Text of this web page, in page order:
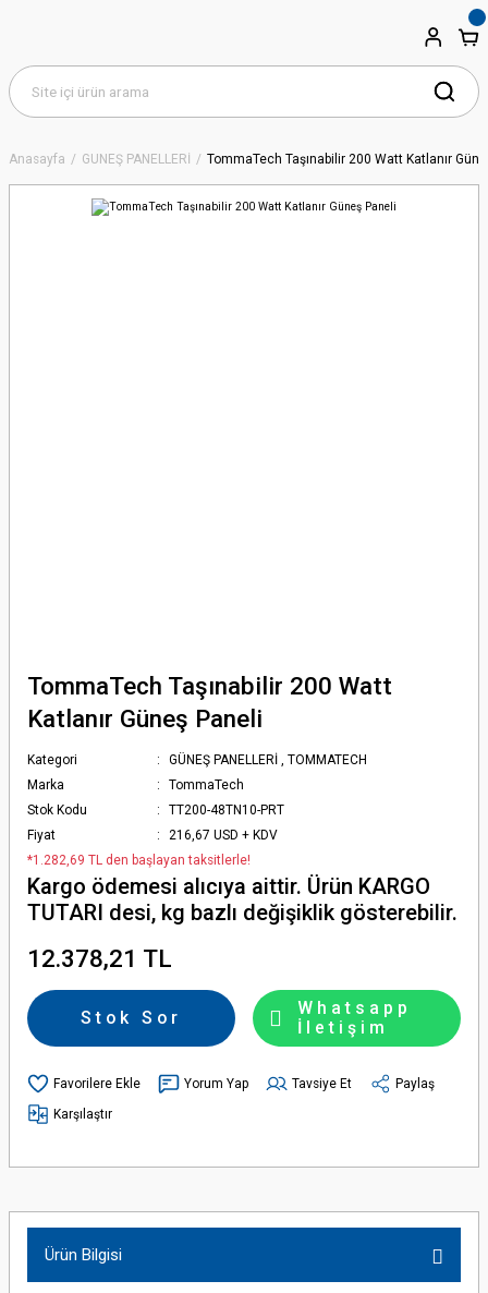
Anasayfa GÜNEŞ PANELLERİ TommaTech Taşınabilir 200 Watt Katlanır
TommaTech Taşınabilir 200 Watt
Katlanır Güneş Paneli
Kategori GÜNEŞ PANELLERİ ,TOMMATECH
Marka
TommaTech
Stok Kodu
TT200-48TN10-PRT
Fiyat
216,67 USD + KDV
*1.282,69 TL den başlayan taksitlerle!
Kargo ödemesi alıcıya aittir. Ürün KARGO
TUTARI desi, kg bazlı değişiklik gösterebilir.
12.378,21 TL
Stok Sor
Whatsapp
İletişim
Yorum Yap Tavsiye Et
Paylaş
Karşılaştır
Ürün Bilgisi